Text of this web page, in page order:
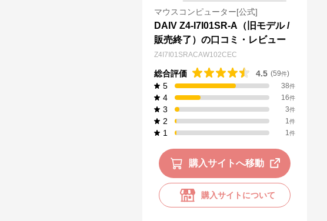
マウスコンピューター[公式]
DAIV Z4-I7I01SR-A（旧モデル /
販売終了）の口コミ・レビュー
Z4I7I01SRACAW102CEC
総合評価 4.5 (59件)
5 38件
4 16件
3 3件
2 1件
1 1件
購入サイトへ移動
購入サイトについて